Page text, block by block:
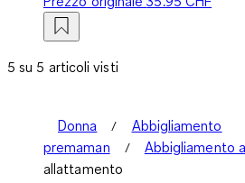
5 su 5 articoli visti
Donna
Abbigliamento
premaman
Abbigliamento
allattamento